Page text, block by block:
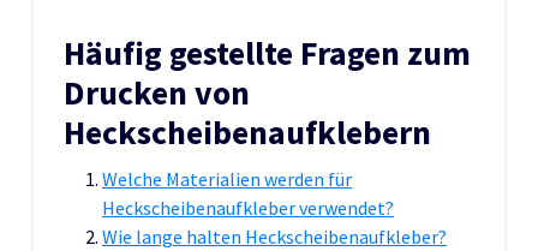
Häufig gestellte Fragen zum
Drucken von
Heckscheibenaufklebern
Welche Materialien werden für
Heckscheibenaufkleber verwendet?
Wie lange halten Heckscheibenaufkleber?